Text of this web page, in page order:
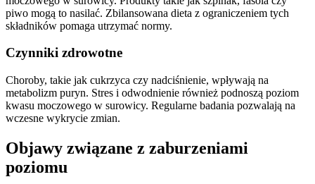
piwo mogą to nasilać. Zbilansowana dieta z ograniczeniem tych
składników pomaga utrzymać normy.
Czynniki zdrowotne
Choroby, takie jak cukrzyca czy nadciśnienie, wpływają na
metabolizm puryn. Stres i odwodnienie również podnoszą poziom
kwasu moczowego w surowicy. Regularne badania pozwalają na
wczesne wykrycie zmian.
Objawy związane z zaburzeniami
poziomu